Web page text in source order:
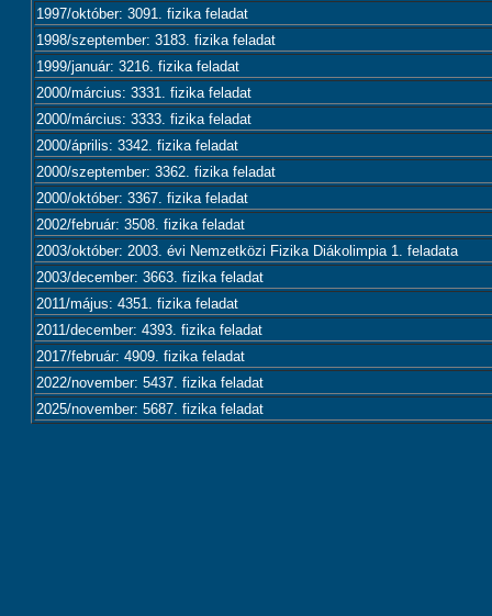
1997/október: 3091. fizika feladat
1998/szeptember: 3183. fizika feladat
1999/január: 3216. fizika feladat
2000/március: 3331. fizika feladat
2000/március: 3333. fizika feladat
2000/április: 3342. fizika feladat
2000/szeptember: 3362. fizika feladat
2000/október: 3367. fizika feladat
2002/február: 3508. fizika feladat
2003/október: 2003. évi Nemzetközi Fizika Diákolimpia 1. feladata
2003/december: 3663. fizika feladat
2011/május: 4351. fizika feladat
2011/december: 4393. fizika feladat
2017/február: 4909. fizika feladat
2022/november: 5437. fizika feladat
2025/november: 5687. fizika feladat